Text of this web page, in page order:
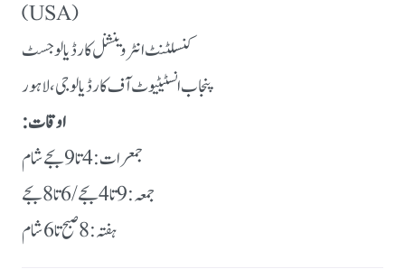
(USA)
کنسلٹنٹ انٹروینشنل کارڈیالوجسٹ
پنجاب انسٹیٹیوٹ آف کارڈیالوجی، لاہور
اوقات:
جمعرات: 4 تا 9 بجے شام
جمعہ: 9 تا 4 بجے / 6 تا 8 بجے
ہفتہ: 8 صبح تا 6 شام